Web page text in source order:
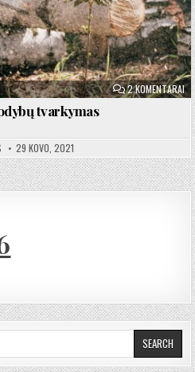
2 KOMENTARAI
tvarkymas
29 KOVO, 2021